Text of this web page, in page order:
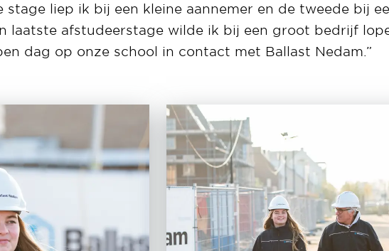
stage liep ik bij een kleine aannemer en de tweede bij
laatste afstudeerstage wilde ik bij een groot bedrijf
dag op onze school in contact met Ballast Nedam.”